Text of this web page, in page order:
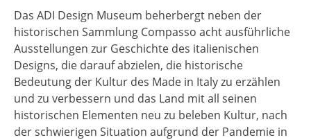
Das ADI Design Museum beherbergt neben der
historischen Sammlung Compasso acht ausführliche
Ausstellungen zur Geschichte des italienischen
Designs, die darauf abzielen, die historische
Bedeutung der Kultur des Made in Italy zu erzählen
und zu verbessern und das Land mit all seinen
historischen Elementen neu zu beleben Kultur, nach
der schwierigen Situation aufgrund der Pandemie in